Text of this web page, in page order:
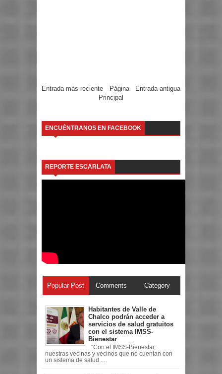
Entrada más reciente Entrada antigua
Página
Principal
ENCUÉNTRANOS EN FACEBOOK
REPORTE ESCARLATA
Popular Post Comments Category
Habitantes de Valle de
Chalco podrán acceder a
servicios de salud gratuitos
con el sistema IMSS-
Bienestar
“Con el IMSS-Bienestar,
nuestras vecinas y vecinos que no cuentan con
un sistema de salud ...